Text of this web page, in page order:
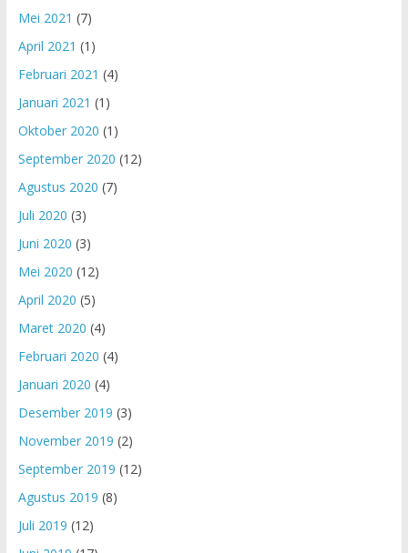
Mei 2021 (7)
April 2021 (1)
Februari 2021 (4)
Januari 2021 (1)
Oktober 2020 (1)
September 2020 (12)
Agustus 2020 (7)
Juli 2020 (3)
Juni 2020 (3)
Mei 2020 (12)
April 2020 (5)
Maret 2020 (4)
Februari 2020 (4)
Januari 2020 (4)
Desember 2019 (3)
November 2019 (2)
September 2019 (12)
Agustus 2019 (8)
Juli 2019 (12)